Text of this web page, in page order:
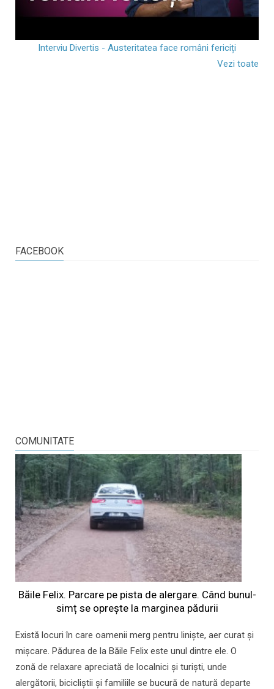
Interviu Divertis - Austeritatea face români fericiți
Vezi toate
FACEBOOK
COMUNITATE
Băile Felix. Parcare pe pista de alergare. Când bunul-
simț se oprește la marginea pădurii
Există locuri în care oamenii merg pentru liniște, aer curat și
mișcare. Pădurea de la Băile Felix este unul dintre ele. O
zonă de relaxare apreciată de localnici și turiști, unde
alergătorii, bicicliștii și familiile se bucură de natură departe